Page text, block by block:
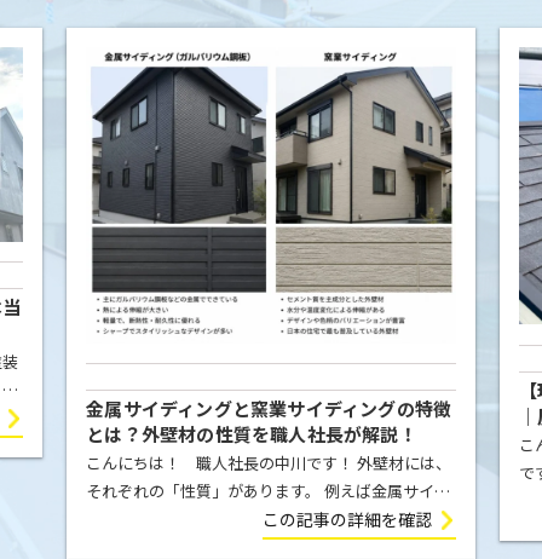
金属サイディングと窯業サイディングの特徴
とは？外壁材の性質を職人社長が解説！
こんにちは！ 職人社長の中川です！ 外壁材には、
それぞれの「性質」があります。 例えば金属サイデ
ィング（ガルバリウム鋼板）は、気温の変化によっ
て膨張したり収縮したりします。夏の強い日差しを
この記事の詳細を確認
こ
で